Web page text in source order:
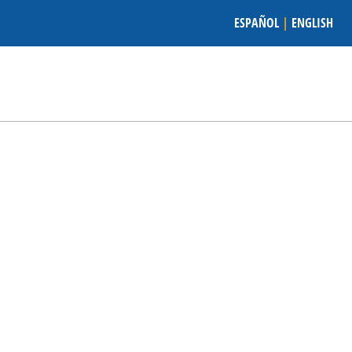
ESPAÑOL | ENGLISH